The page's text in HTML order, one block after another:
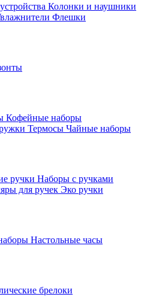
Колонки и наушники
Флешки
Кофейные наборы
Термосы Чайные наборы
ручки Наборы с ручками
для ручек Эко ручки
Настольные часы
брелоки